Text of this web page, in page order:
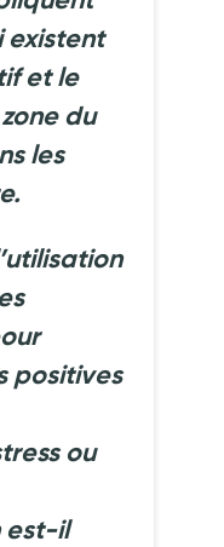
existent
et le
du
les
positives
ou
est-il